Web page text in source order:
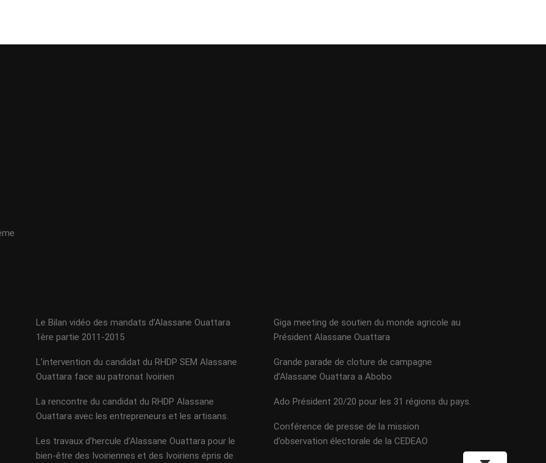
Le Bilan vidéo des mandats d’Alassane Ouattara
1ère partie 2011-2015
L’intervention du candidat du RHDP SEM Alassane
Ouattara face au patronat Ivoirien
La rencontre du candidat du RHDP Alassane
Ouattara avec les entrepreneurs et les artisans.
Les travaux d’hercule d’Alassane Ouattara pour le
bien-être des Ivoiriennes et des Ivoiriens épris de
Giga meeting de soutien du monde agricole au
Président Alassane Ouattara
Grande parade de cloture de campagne
d’Alassane Ouattara a Abobo
Ado Président 20/20 pour les 31 régions du pays.
Conférence de presse de la mission
d’observation électorale de la CEDEAO